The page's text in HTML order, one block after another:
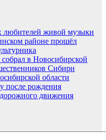
любителей живой музыки
районе прошёл
в Новосибирской
Сибири
области
после рождения
движения